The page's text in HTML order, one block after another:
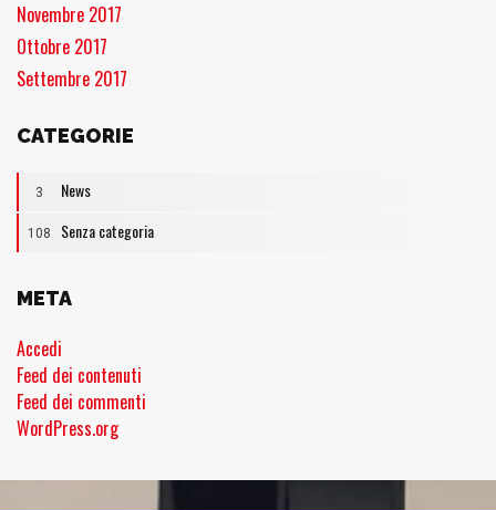
Novembre 2017
Ottobre 2017
Settembre 2017
CATEGORIE
3 News
108 Senza categoria
META
Accedi
Feed dei contenuti
Feed dei commenti
WordPress.org